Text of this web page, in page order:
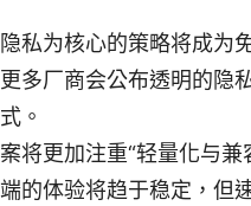
私为核心的策略将成为
多厂商会公布透明的隐
。
将更加注重“轻量化与兼
的体验将趋于稳定，但